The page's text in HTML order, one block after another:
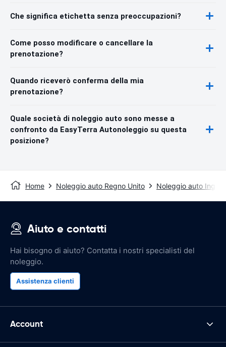
Che significa etichetta senza preoccupazioni?
Come posso modificare o cancellare la
prenotazione?
Quando riceverò conferma della mia
prenotazione?
Quale società di noleggio auto sono messe a
confronto da EasyTerra Autonoleggio su questa
posizione?
Home Noleggio auto Regno Unito Noleggio auto
Aiuto e contatti
Hai bisogno di aiuto? Contatta i nostri specialisti del
noleggio.
Assistenza clienti
Account